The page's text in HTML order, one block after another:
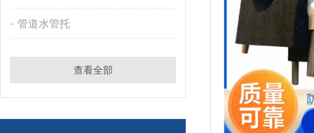
管道水管托
查看全部